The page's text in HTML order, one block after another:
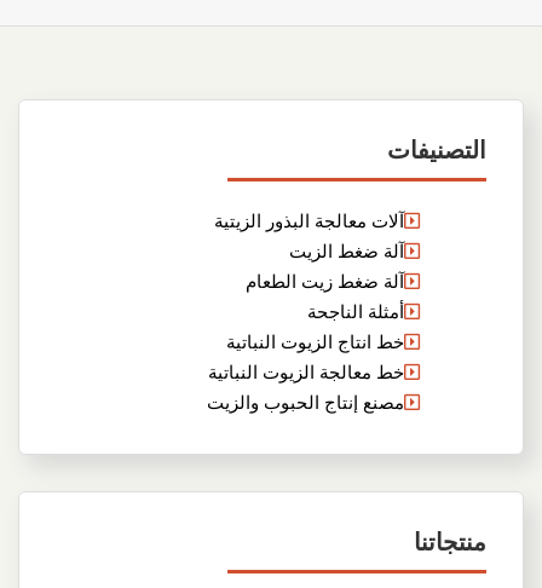
التصنيفات
آلات معالجة البذور الزيتية
آلة ضغط الزيت
آلة ضغط زيت الطعام
أمثلة الناجحة
خط انتاج الزيوت النباتية
خط معالجة الزيوت النباتية
مصنع إنتاج الحبوب والزيت
منتجاتنا